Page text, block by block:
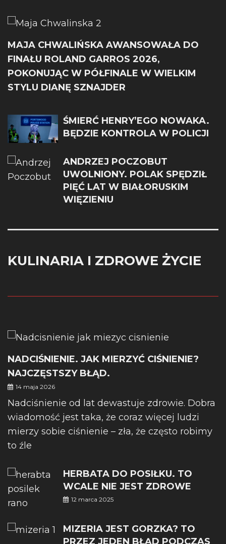
MAJA CHWALIŃSKA AWANSOWAŁA DO
FINAŁU ROLAND GARROS 2026,
POKONUJĄC W PÓŁFINALE W WIELKIM
STYLU DIANĘ SZNAJDER
ŚMIERĆ HENRY’EGO NOWAKA.
BĘDZIE KONTROLA W POLICJI
ANDRZEJ POCZOBUT
UWOLNIONY. POLAK SPĘDZIŁ
PIĘĆ LAT W BIAŁORUSKIM
WIĘZIENIU
KULINARIA I ZDROWE ŻYCIE
NADCIŚNIENIE. JAK MIERZYĆ CIŚNIENIE?
NAJCZĘSTSZY BŁĄD.
14 maja 2026
Nadciśnienie od lat dewastuje zdrowie. Dobra
wiadomość jest taka, że coraz więcej ludzi
mierzy sobie ciśnienie – zła, że często robimy
to źle
HERBATA DO POSIŁKU. TO
WCALE NIE JEST ZDROWE
12 marca 2025
MIZERIA JEST GORZKA? TO
PRZEZ JEDEN BŁĄD PODCZAS